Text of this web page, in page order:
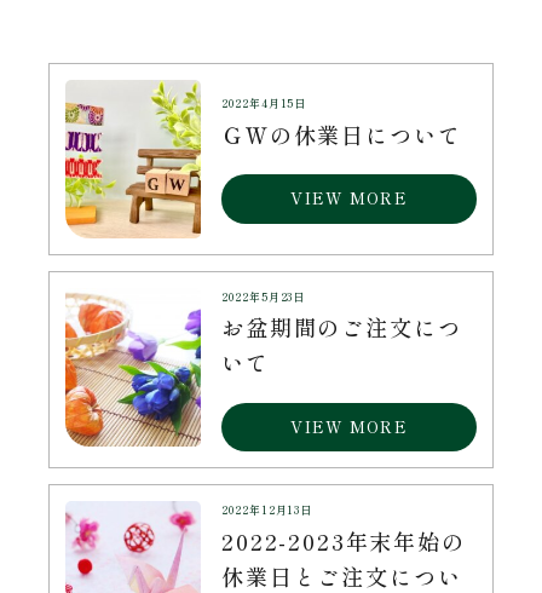
2022年4月15日
ＧＷの休業日について
VIEW MORE
2022年5月23日
お盆期間のご注文につ
いて
VIEW MORE
2022年12月13日
2022-2023年末年始の
休業日とご注文につい